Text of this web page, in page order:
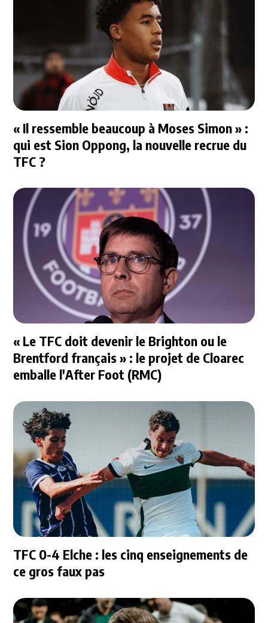
« Il ressemble beaucoup à Moses Simon » :
qui est Sion Oppong, la nouvelle recrue du
TFC ?
« Le TFC doit devenir le Brighton ou le
Brentford français » : le projet de Cloarec
emballe l'After Foot (RMC)
TFC 0-4 Elche : les cinq enseignements de
ce gros faux pas